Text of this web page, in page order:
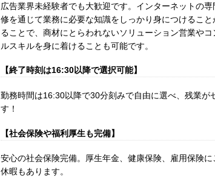
広告業界未経験者でも大歓迎です。インターネットの
修を通じて業務に必要な知識をしっかり身につけるこ
ることで、商材にとらわれないソリューション営業や
ルスキルを身に着けることも可能です。
【終了時刻は16:30以降で選択可能】
勤務時間は16:30以降で30分刻みで自由に選べ、残業
す！
【社会保険や福利厚生も完備】
安心の社会保険完備。厚生年金、健康保険、雇用保険
休暇もあります。